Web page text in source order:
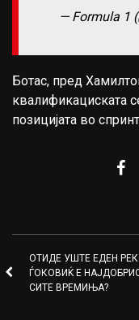
— Formula 1
Ботас, пред
квалификациската
позицијата во
ОТИДЕ УШТЕ ЕДЕН
ЃОКОВИЌ Е
СИТЕ ВРЕМИЊА?